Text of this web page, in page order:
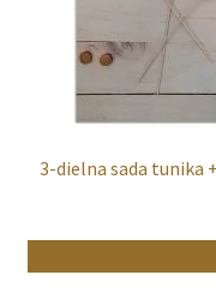
3-dielna sada tunika